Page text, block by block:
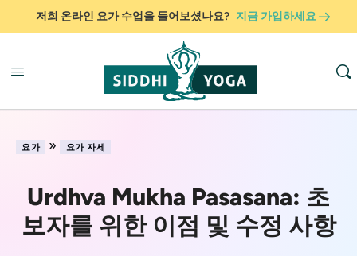
저희 온라인 요가 수업을 들어보셨나요? 지금 가입하세요
요가 » 요가 자세
Urdhva Mukha Pasasana: 초
보자를 위한 이점 및 수정 사항